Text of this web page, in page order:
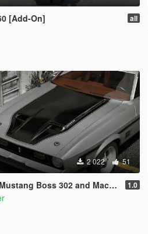
[Add-On] all
2 022 51
302 and Mach1 Pack [Add-On | Template] 1.0